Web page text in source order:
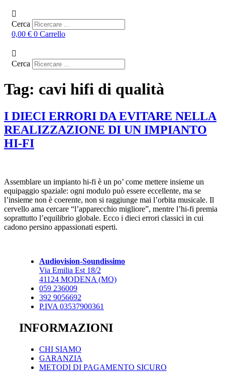
Cerca
0,00 € 0 Carrello
Cerca
Tag: cavi hifi di qualità
I DIECI ERRORI DA EVITARE NELLA
REALIZZAZIONE DI UN IMPIANTO
HI-FI
Assemblare un impianto hi-fi è un po’ come mettere insieme un
equipaggio spaziale: ogni modulo può essere eccellente, ma se
l’insieme non è coerente, non si raggiunge mai l’orbita musicale. Il
cervello ama cercare “l’apparecchio migliore”, mentre l’hi-fi premia
soprattutto l’equilibrio globale. Ecco i dieci errori classici in cui
cadono persino appassionati esperti.
Audiovision-Soundissimo
Via Emilia Est 18/2
41124 MODENA (MO)
059 236009
392 9056692
P.IVA 03537900361
INFORMAZIONI
CHI SIAMO
GARANZIA
METODI DI PAGAMENTO SICURO